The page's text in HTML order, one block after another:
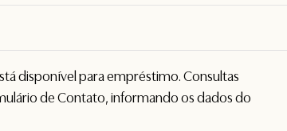
disponível para empréstimo. Consultas
deContato, informando os dados do